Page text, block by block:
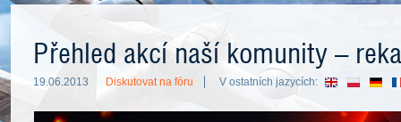
Přehled akcí naší komunity –
19.06.2013 Diskutovat na fóru V ostatních jazycích: